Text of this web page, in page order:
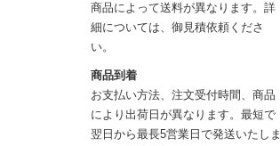
商品によって送料が異なります。詳
細については、御見積依頼くださ
い。
商品到着
お支払い方法、注文受付時間、商品
により出荷日が異なります。最短で
翌日から最長5営業日で発送いたしま